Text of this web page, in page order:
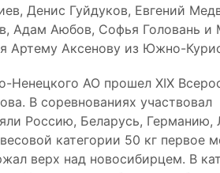
Денис Гуйдуков, Евгений
Адам Аюбов, Софья Головань и
Артему Аксенову из Южно-
Ненецкого АО прошел XIX
В соревнованиях участвовал
Россию, Беларусь, Германию,
категории 50 кг первое
верх над новосибирцем. В